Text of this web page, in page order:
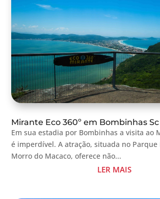
Mirante Eco 360º em Bombinhas Sc
Em sua estadia por Bombinhas a visita ao
é imperdível. A atração, situada no
Morro do Macaco, oferece não...
LER MAIS